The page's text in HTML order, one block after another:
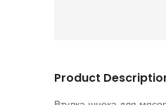
Product